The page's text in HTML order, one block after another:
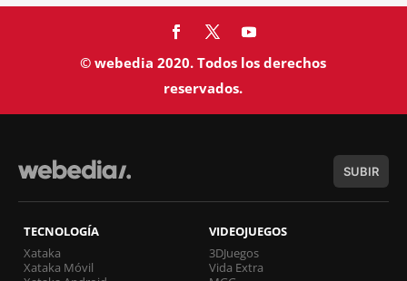
© webedia 2020. Todos los derechos
reservados.
SUBIR
TECNOLOGÍA
Xataka
Xataka Móvil
VIDEOJUEGOS
3DJuegos
Vida Extra